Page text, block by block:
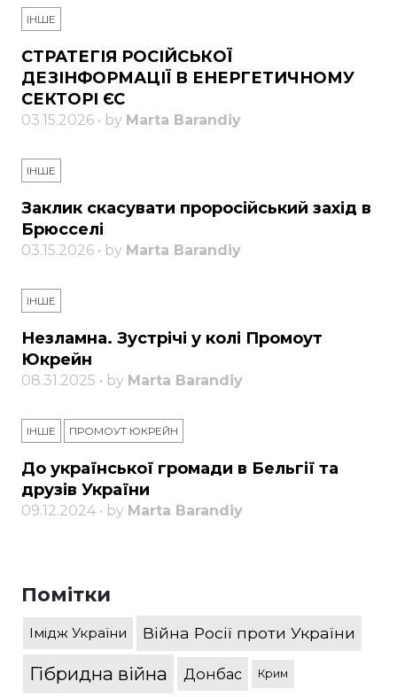
ІНШЕ
СТРАТЕГІЯ РОСІЙСЬКОЇ
ДЕЗІНФОРМАЦІЇ В ЕНЕРГЕТИЧНОМУ
СЕКТОРІ ЄС
03.15.2026 • by Marta Barandiy
ІНШЕ
Заклик скасувати проросійський захід в
Брюсселі
03.15.2026 • by Marta Barandiy
ІНШЕ
Незламна. Зустрічі у колі Промоут
Юкрейн
08.31.2025 • by Marta Barandiy
ІНШЕ ПРОМОУТ ЮКРЕЙН
До української громади в Бельгії та
друзів України
09.12.2024 • by Marta Barandiy
Помітки
Імідж України Війна Росії проти України
Гібридна війна Донбас Крим